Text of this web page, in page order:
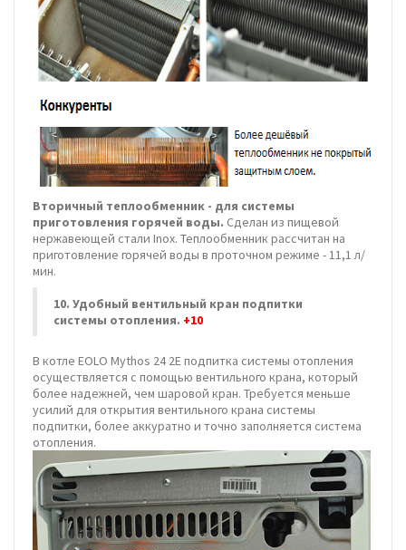
Вторичный теплообменник - для системы
приготовления горячей воды. Сделан из пищевой
нержавеющей стали Inox. Теплообменник рассчитан на
приготовление горячей воды в проточном режиме - 11,1 л/
мин.
10. Удобный вентильный кран подпитки
системы отопления. +10
В котле EOLO Mythos 24 2E подпитка системы отопления
осуществляется с помощью вентильного крана, который
более надежней, чем шаровой кран. Требуется меньше
усилий для открытия вентильного крана системы
подпитки, более аккуратно и точно заполняется система
отопления.